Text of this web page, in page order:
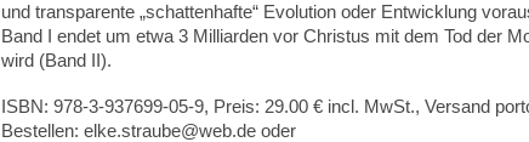
und transparente „schattenhafte“ Evolution oder Entwicklung
Band I endet um etwa 3 Milliarden vor Christus mit dem Tod der
wird (Band II).
ISBN: 978-3-937699-05-9, Preis: 29.00 € incl. MwSt., Versand
Bestellen: elke.straube@web.de oder